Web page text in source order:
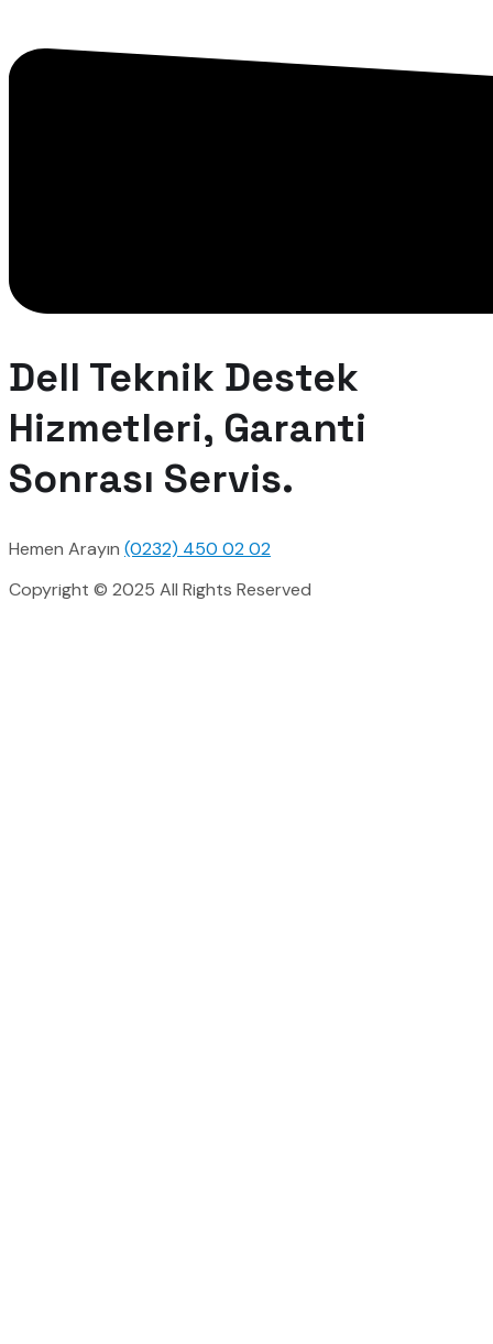
Dell Teknik Destek
Hizmetleri, Garanti
Sonrası Servis.
Hemen Arayın (0232) 450 02 02
Copyright © 2025 All Rights Reserved